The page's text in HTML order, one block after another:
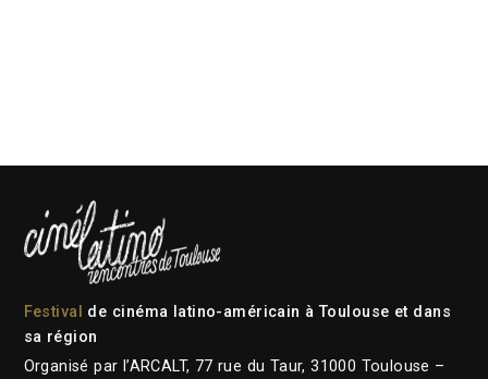
Festival de cinéma latino-américain à Toulouse et dans
sa région
Organisé par l’ARCALT, 77 rue du Taur, 31000 Toulouse –